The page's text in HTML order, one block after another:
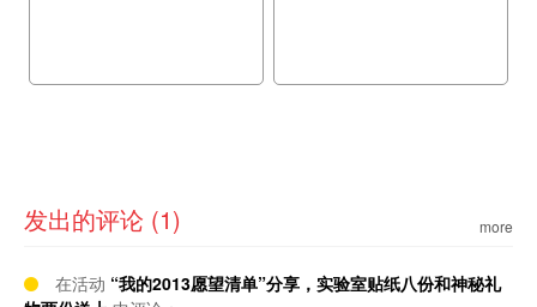
发出的评论 (1) more
在活动 “我的2013愿望清单”分享，实验室贴纸八份和神秘礼